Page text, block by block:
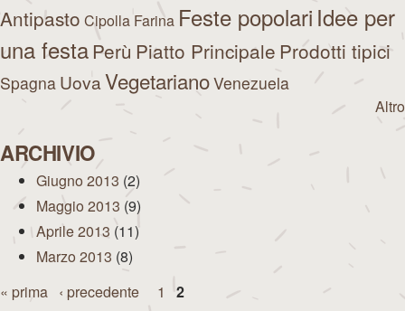
Antipasto Cipolla Farina Feste popolari Idee per
una festa Perù Piatto Principale Prodotti tipici
Spagna UovaVegetarianoVenezuela
Altro
ARCHIVIO
Giugno 2013 (2)
Maggio 2013 (9)
Aprile 2013 (11)
Marzo 2013 (8)
Pagine
« prima ‹ precedente 1 2